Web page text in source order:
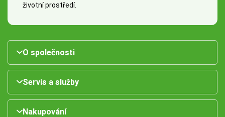
životní prostředí.
O společnosti
Servis a služby
Nakupování